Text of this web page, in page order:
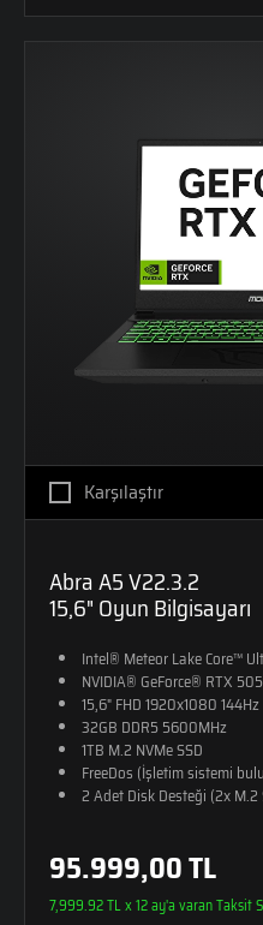
Karşılaştır
Abra A5 V22.3.2
15,6" Oyun Bilgisayarı
Intel® Meteor Lake Core™
NVIDIA® GeForce® RTX
15,6" FHD 1920x1080
32GB DDR5 5600MHz
1TB M.2 NVMe SSD
FreeDos (İşletim sistemi
2 Adet Disk Desteği (2x M.2
2,25kg Ağırlık
Monster Sırt Çantası Hediye
95.999,00 TL
7,999.92 TL x 12 ay'a varan Taksit